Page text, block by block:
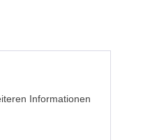
Informationen